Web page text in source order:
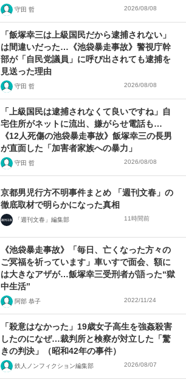
守田 哲 2026/08/08
「飯塚幸三は上級国民だから逮捕されない」
は間違いだった…《池袋暴走事故》警視庁幹
部が「自民党議員」に呼び出されても逮捕を
見送った理由
守田 哲 2026/08/08
「上級国民は逮捕されなくて良いですね」自
宅住所がネットに流出、嫌がらせ電話も…
《12人死傷の池袋暴走事故》飯塚幸三の長男
が直面した「加害者家族への暴力」
守田 哲 2026/08/08
京都男児行方不明事件まとめ 「週刊文春」の
徹底取材で明らかになった真相
「週刊文春」編集部 11時間前
《池袋暴走事故》「毎日、亡くなった方々の
ご冥福を祈っています」車いすで面会、額に
は大きなアザが…飯塚幸三受刑者が語った“獄
中生活”
阿部 恭子 2022/11/24
「殺意はなかった」19歳女子高生を強姦殺害
したのになぜ…裁判所と検察が対立した「驚
きの判決」（昭和42年の事件）
鉄人ノンフィクション編集部 2026/08/07